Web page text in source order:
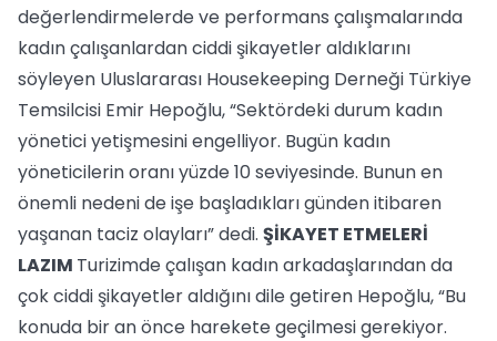
değerlendirmelerde ve performans çalışmalarında
kadın çalışanlardan ciddi şikayetler aldıklarını
söyleyen Uluslararası Housekeeping Derneği Türkiye
Temsilcisi Emir Hepoğlu, “Sektördeki durum kadın
yönetici yetişmesini engelliyor. Bugün kadın
yöneticilerin oranı yüzde 10 seviyesinde. Bunun en
önemli nedeni de işe başladıkları günden itibaren
yaşanan taciz olayları” dedi. ŞİKAYET ETMELERİ
LAZIM Turizimde çalışan kadın arkadaşlarından da
çok ciddi şikayetler aldığını dile getiren Hepoğlu, “Bu
konuda bir an önce harekete geçilmesi gerekiyor.